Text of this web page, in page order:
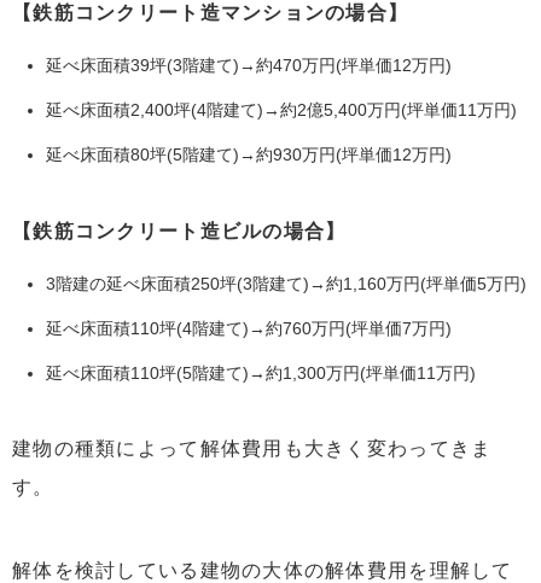
【鉄筋コンクリート造マンションの場合】
延べ床面積39坪(3階建て)→約470万円(坪単価12万円)
延べ床面積2,400坪(4階建て)→約2億5,400万円(坪単価11万円)
延べ床面積80坪(5階建て)→約930万円(坪単価12万円)
【鉄筋コンクリート造ビルの場合】
3階建の延べ床面積250坪(3階建て)→約1,160万円(坪単価5万円)
延べ床面積110坪(4階建て)→約760万円(坪単価7万円)
延べ床面積110坪(5階建て)→約1,300万円(坪単価11万円)
建物の種類によって解体費用も大きく変わってきま
す。
解体を検討している建物の大体の解体費用を理解して